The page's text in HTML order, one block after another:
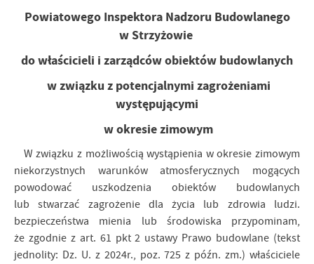
Powiatowego Inspektora Nadzoru Budowlanego
w Strzyżowie
do właścicieli i zarządców obiektów budowlanych
w związku z potencjalnymi zagrożeniami
występującymi
w okresie zimowym
W związku z możliwością wystąpienia w okresie zimowym
niekorzystnych warunków atmosferycznych mogących
powodować uszkodzenia obiektów budowlanych
lub stwarzać zagrożenie dla życia lub zdrowia ludzi.
bezpieczeństwa mienia lub środowiska przypominam,
że zgodnie z art. 61 pkt 2 ustawy Prawo budowlane (tekst
jednolity: Dz. U. z 2024r., poz. 725 z późn. zm.) właściciele